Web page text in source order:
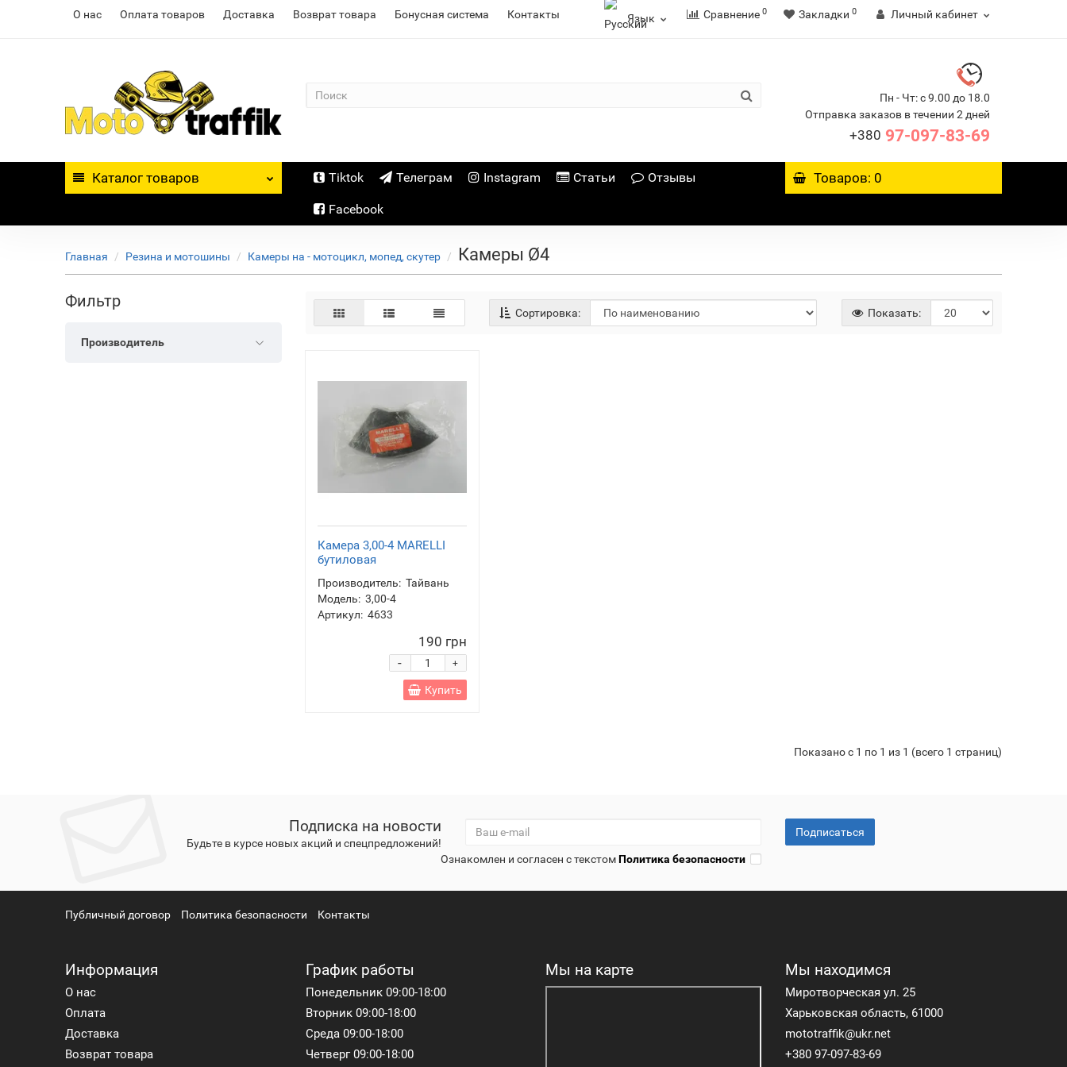
О нас Оплата товаров Доставка Возврат товара Бонусная система Контакты Язык Сравнение 0 Закладки 0 Личный кабинет
Пн - Чт: с 9.00 до 18.0
Отправка заказов в течении 2 дней
+380 97-097-83-69
Каталог товаров Tiktok Телеграм Instagram Статьи Отзывы
Facebook
Товаров: 0
Главная Резина и мотошины Камеры на - мотоцикл, мопед, скутер Камеры Ø4
Фильтр
Производитель
Сортировка: Показать:
Камера 3,00-4 MARELLI
бутиловая
Производитель: Тайвань
Модель: 3,00-4
Артикул: 4633
190 грн
+
-
Купить
Показано с 1 по 1 из 1 (всего 1 страниц)
Подписка на новости
Будьте в курсе новых акций и спецпредложений!
Подписаться
Ознакомлен и согласен с текстомПолитика безопасности
Публичный договор Политика безопасности Контакты
Информация
О нас
Оплата
Доставка
Возврат товара
График работы
Понедельник 09:00-18:00
Вторник 09:00-18:00
Среда 09:00-18:00
Четверг 09:00-18:00
Мы на карте Мы находимся
Миротворческая ул. 25
Харьковская область, 61000
mototraffik@ukr.net
+380 97-097-83-69